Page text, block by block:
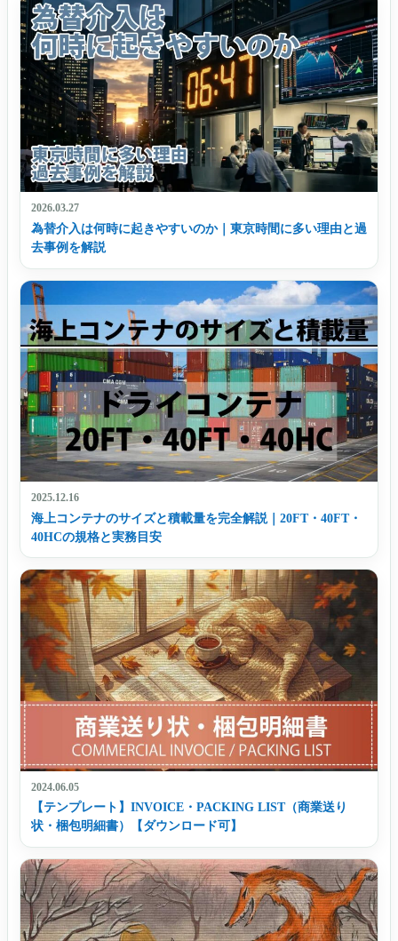
2026.03.27
為替介入は何時に起きやすいのか｜東京時間に多い理由と過
去事例を解説
2025.12.16
海上コンテナのサイズと積載量を完全解説｜20FT・40FT・
40HCの規格と実務目安
2024.06.05
【テンプレート】INVOICE・PACKING LIST（商業送り
状・梱包明細書）【ダウンロード可】